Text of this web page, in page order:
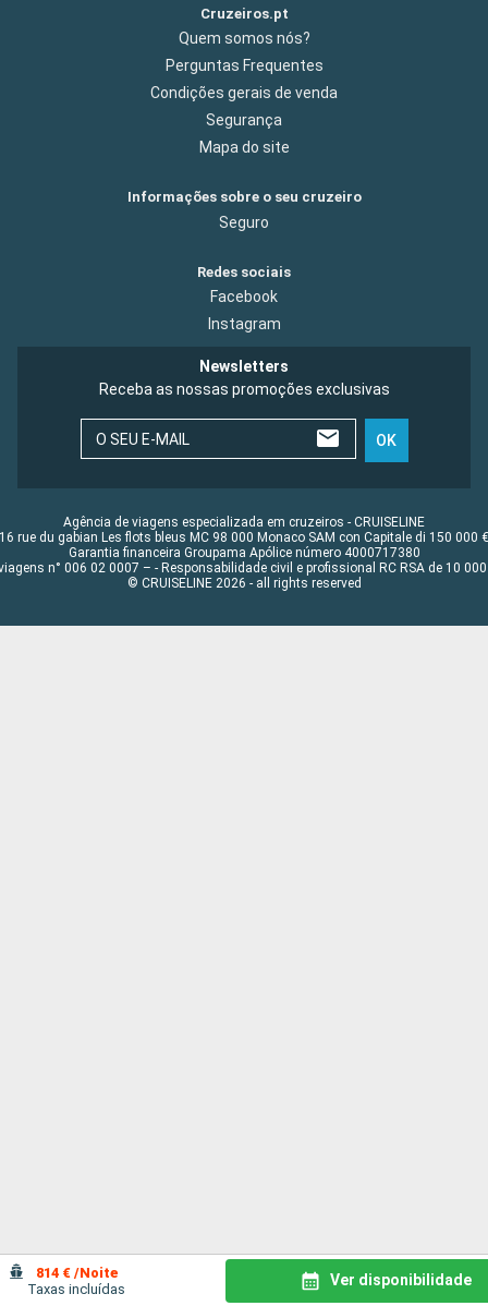
814 € /Noite
Taxas incluídas
Ver disponibilidade
Cruzeiros.pt
Quem somos nós?
Perguntas Frequentes
Condições gerais de venda
Segurança
Mapa do site
Informações sobre o seu cruzeiro
Seguro
Redes sociais
Facebook
Instagram
Newsletters
Receba as nossas promoções exclusivas
O SEU E-MAIL OK
Agência de viagens especializada em cruzeiros - CRUISELINE
16 rue du gabian Les flots bleus MC 98 000 Monaco SAM con Capitale di 150 000 €
Garantia financeira Groupama Apólice número 4000717380
n° 006 02 0007 – - Responsabilidade civil e profissional RC RSA de 10 000
© CRUISELINE 2026 - all rights reserved